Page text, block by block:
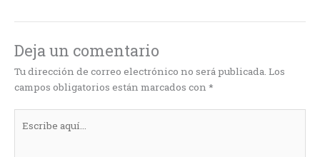
Deja un comentario
Tu dirección de correo electrónico no será publicada. Los
campos obligatorios están marcados con *
aquí...